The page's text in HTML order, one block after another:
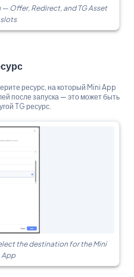
Offer, Redirect, and TG Asset
slots
ресурс, на который Mini App
после запуска — это может быть
TG ресурс.
the destination for the Mini
App